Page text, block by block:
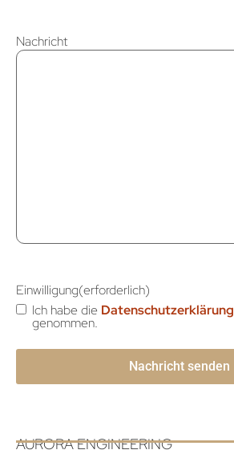
Nachricht
Einwilligung(erforderlich)
Ich habe die Datenschutzerklärung
genommen.
AURORA ENGINEERING